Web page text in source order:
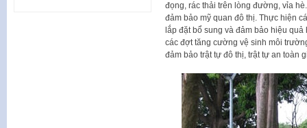
đọng, rác thải trên lòng đường, vỉa
đảm bảo mỹ quan đô thị. Thực hiện
lắp đặt bổ sung và đảm bảo hiệu
các đợt tăng cường vệ sinh môi
đảm bảo trật tự đô thị, trật tự an toàn